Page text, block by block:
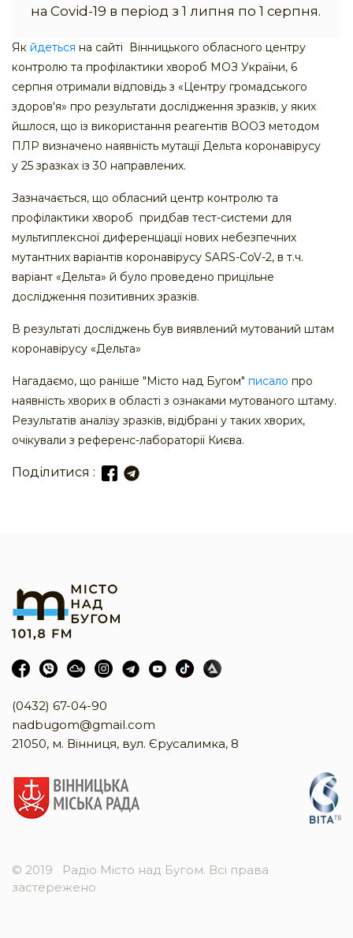
на Сovid-19 в період з 1 липня по 1 серпня.
Як йдеться на сайті Вінницького обласного центру
контролю та профілактики хвороб МОЗ України, 6
серпня отримали відповідь з «Центру громадського
здоров'я» про результати дослідження зразків, у яких
йшлося, що із використання реагентів ВООЗ методом
ПЛР визначено наявність мутації Дельта коронавірусу
у 25 зразках із 30 направлених.
Зазначається, що обласний центр контролю та
профілактики хвороб придбав тест-системи для
мультиплексної диференціації нових небезпечних
мутантних варіантів коронавірусу SARS-CoV-2, в т.ч.
варіант «Дельта» й було проведено прицільне
дослідження позитивних зразків.
В результаті досліджень був виявлений мутований штам
коронавірусу «Дельта»
Нагадаємо, що раніше "Місто над Бугом" писало про
наявність хворих в області з ознаками мутованого штаму.
Результатів аналізу зразків, відібрані у таких хворих,
очікували з референс-лабораторії Києва.
Поділитися :
(0432) 67-04-90
nadbugom@gmail.com
21050, м. Вінниця, вул. Єрусалимка, 8
© 2019
Радіо Місто над Бугом. Всі права
застережено